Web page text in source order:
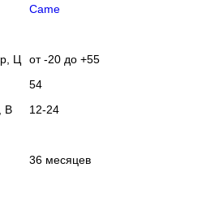
Came
Ц
от -20 до +55
54
В
12-24
36 месяцев